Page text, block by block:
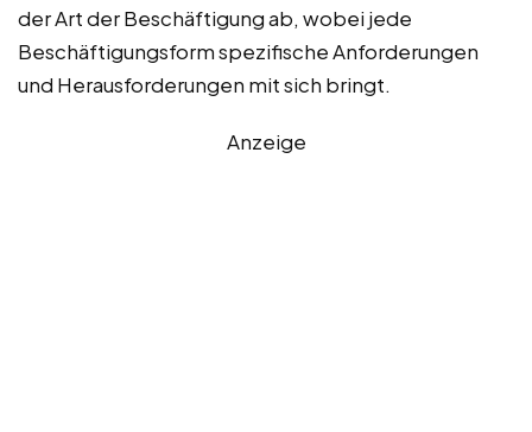
der Art der Beschäftigung ab, wobei jede
Beschäftigungsform spezifische Anforderungen
und Herausforderungen mit sich bringt.
Anzeige